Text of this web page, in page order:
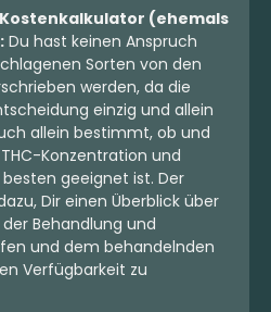
(ehemals
Du hast keinen Anspruch
Sorten von den
werden, da die
einzig und allein
allein bestimmt, ob und
Konzentration und
geeignet ist. Der
Dir einen Überblick über
Behandlung und
und dem behandelnden
Verfügbarkeit zu